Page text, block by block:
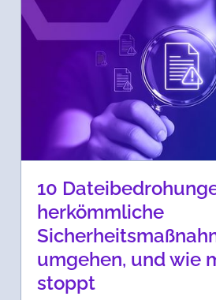
10
herkömmliche
umgehen, und wie
stoppt